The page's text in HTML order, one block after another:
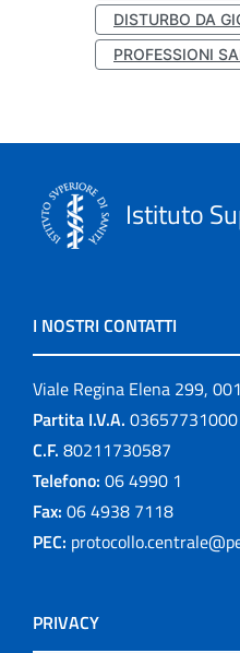
DISTURBO DA
PROFESSIONI
Istituto
I NOSTRI CONTATTI
Viale Regina Elena 299,
Partita I.V.A. 03657731000
C.F. 80211730587
Telefono: 06 4990 1
Fax: 06 4938 7118
PEC:
PRIVACY